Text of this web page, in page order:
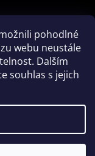
pohodlné
webu neustále
Dalším
souhlas s jejich